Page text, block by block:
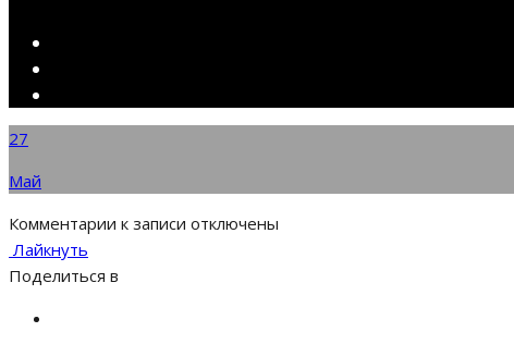
27
Май
Комментарии к записи отключены
Лайкнуть
Поделиться в